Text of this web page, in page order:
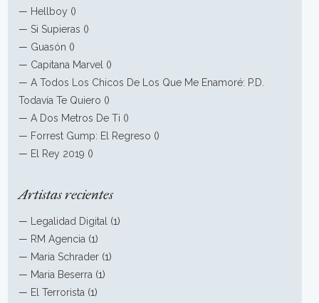
— Hellboy ()
—Si Supieras ()
— Guasón ()
— Capitana Marvel ()
—A Todos Los Chicos De Los Que Me Enamoré: P.D.
Todavía Te Quiero ()
—A Dos Metros De Ti ()
— Forrest Gump: El Regreso ()
— El Rey 2019 ()
Artistas recientes
— Legalidad Digital
(1)
— RM Agencia (1)
— Maria Schrader (1)
— Maria Beserra (1)
— El Terrorista (1)